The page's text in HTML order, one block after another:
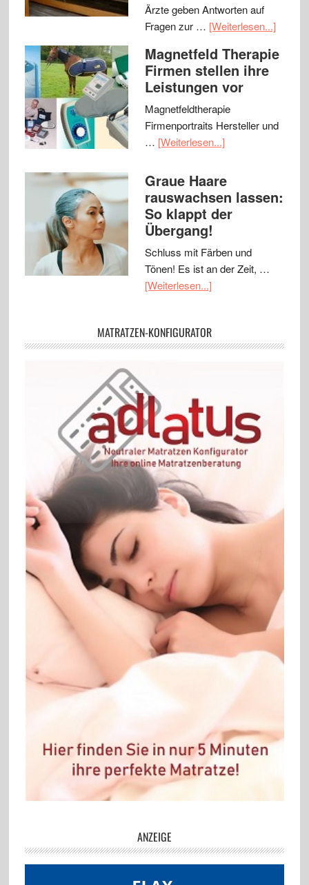
Ärzte geben Antworten auf
Fragen zur … [Weiterlesen...]
Magnetfeld Therapie
Firmen stellen ihre
Leistungen vor
Magnetfeldtherapie
Firmenportraits Hersteller und
… [Weiterlesen...]
Graue Haare
rauswachsen lassen:
So klappt der
Übergang!
Schluss mit Färben und
Tönen! Es ist an der Zeit, …
[Weiterlesen...]
MATRATZEN-KONFIGURATOR
ANZEIGE